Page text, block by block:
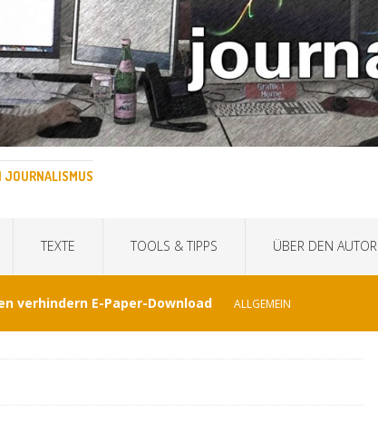
JOURNALISMUS
TEXTE TOOLS & TIPPS ÜBER DEN AUTOR
verhindern E-Paper-Download ALLGEMEIN
Interview mit KI TECHNIK